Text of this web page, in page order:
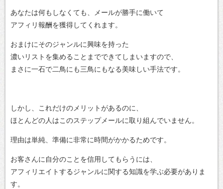
あなたは何もしなくても、メールが勝手に働いて
アフィリ報酬を獲得してくれます。
おまけにそのジャンルに興味を持った
濃いリストを集めることまでできてしまいますので、
まさに一石で二鳥にも三鳥にもなる美味しい手法です。
しかし、これだけのメリットがあるのに、
ほとんどの人はこのステップメールに取り組んでいません。
理由は単純、準備に非常に時間がかかるためです。
お客さんに自分のことを信用してもらうには、
アフィリエイトするジャンルに関する知識を学ぶ必要がありま
す。